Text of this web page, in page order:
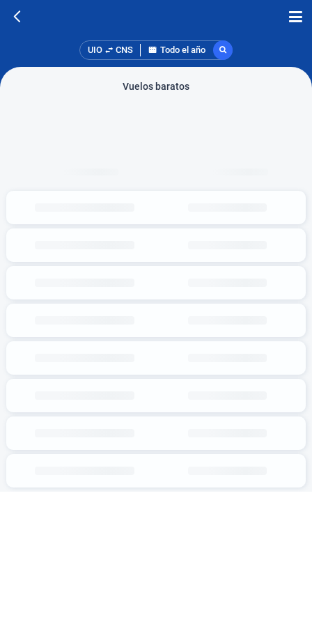
UIO CNS Todo el año
Vuelos baratos